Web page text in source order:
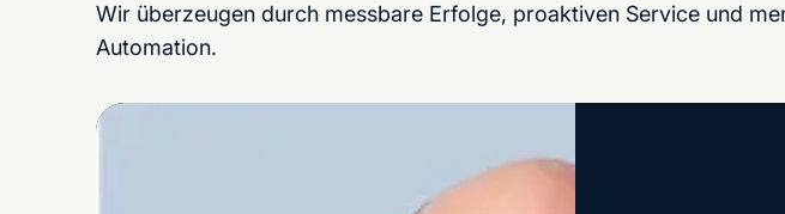
Wir überzeugen durch messbare Erfolge, proaktiven Service und
Automation.